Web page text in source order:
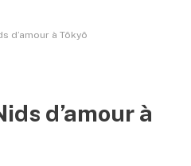
d’amour à Tôkyô
d’amour à